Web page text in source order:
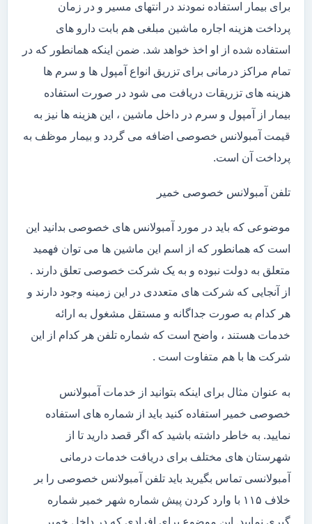
برای بیمار استفاده نمودند در انتهای مسیر و در زمان
پرداخت هزینه اجاره ماشین مبلغی هم بابت دارو های
استفاده شده از او اخذ خواهد شد. ضمن اینکه همانطور که در
تمام مراکز درمانی برای تزریق انواع آمپول ها و سرم ها
هزینه های تزریقات دریافت می شود در صورت استفاده
بیمار از آمپول و سرم در داخل ماشین ، این هزینه ها نیز به
قیمت آمبولانس خصوصی اضافه می گردد و بیمار موظف به
پرداخت آن است.
تلفن آمبولانس خصوصی خمیر
موضوعی که باید در مورد آمبولانس های خصوصی بدانید این
است که همانطور که از اسم این ماشین ها می توان فهمید
متعلق به دولت نبوده و به یک شرکت خصوصی تعلق دارند .
از آنجایی که شرکت های متعددی در این زمینه وجود دارند و
هر کدام به صورت جداگانه و مستقل مشغول به ارائه
خدمات هستند ، واضح است که شماره تلفن هر کدام از این
شرکت ها با هم متفاوت است .
به عنوان مثال برای اینکه بتوانید از خدمات آمبولانس
خصوصی خمیر استفاده کنید باید از شماره های استفاده
نمایید. به خاطر داشته باشید که اگر قصد دارید تا از
شهرستان های مختلف برای دریافت خدمات درمانی
آمبولانسی تماس بگیرید باید تلفن آمبولانس خصوصی را بر
خلاف ۱۱۵ با وارد کردن پیش شماره شهر خمیر شماره
گیری نمایید. این موضوع برای افرادی که در داخل خمیر